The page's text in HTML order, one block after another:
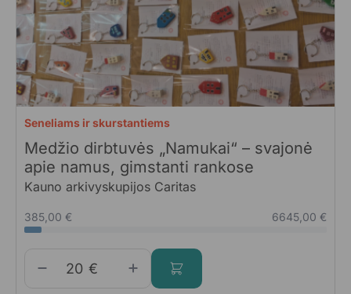
Seneliams ir skurstantiems
Medžio dirbtuvės „Namukai“ – svajonė
apie namus, gimstanti rankose
Kauno arkivyskupijos Caritas
385,00 € 6645,00 €
€